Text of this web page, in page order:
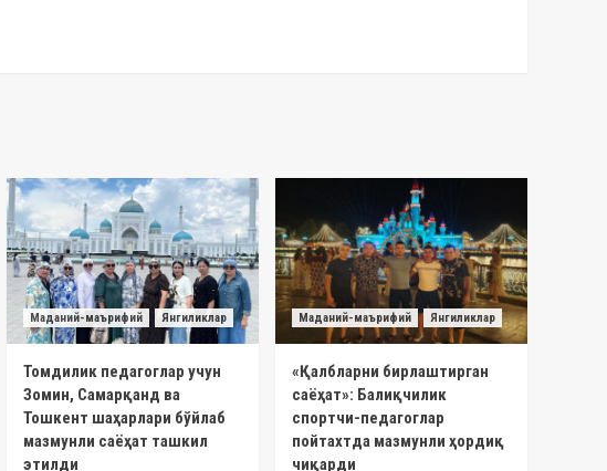
Маданий-маърифий Янгиликлар
Томдилик педагоглар учун
Зомин, Самарқанд ва
Тошкент шаҳарлари бўйлаб
мазмунли саёҳат ташкил
этилди
Маданий-маърифий Янгиликлар
«Қалбларни бирлаштирган
саёҳат»: Балиқчилик
спортчи-педагоглар
пойтахтда мазмунли ҳордиқ
чиқарди